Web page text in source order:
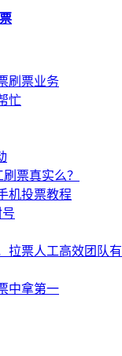
刷票业务
忙
票真实么？
机投票教程
拉票人工高效团队
中拿第一